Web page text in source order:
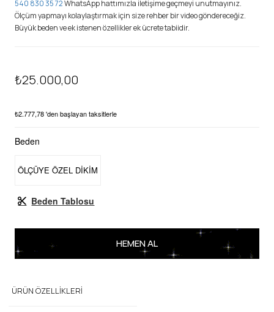
540 830 35 72WhatsApp hattımızla iletişime geçmeyi unutmayınız.
Ölçüm yapmayı kolaylaştırmak için size rehber bir video göndereceğiz.
Büyük beden ve ek istenen özellikler ek ücrete tabiidir.
₺25.000,00
₺2.777,78 'den başlayan taksitlerle
Beden
ÖLÇÜYE ÖZEL DİKİM
Beden Tablosu
ÜRÜN ÖZELLIKLERI